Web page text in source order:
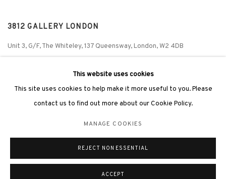
3812 GALLERY LONDON
Unit 3, G/F, The Whiteley, 137 Queensway, London, W2 4DB
Phone: +44 203 982 1863
london@3812cap.com
©2026 3812 GALLERY. ALL RIGHTS RESERVED. SITE BY ARTLOGIC
This website uses cookies
This site uses cookies to help make it more useful to you. Please
contact us to find out more about our Cookie Policy.
MANAGE COOKIES
REJECT NON ESSENTIAL
ACCEPT